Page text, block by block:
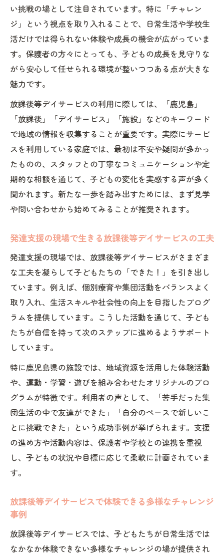
い挑戦の場として注目されています。特に「チャレン
ジ」という視点を取り入れることで、日常生活や学校生
活だけでは得られない体験や成長の機会が広がっていま
す。保護者の方々にとっても、子どもの成長を見守りな
がら安心して任せられる環境が整いつつある点が大きな
魅力です。
放課後等デイサービスの利用に際しては、「鹿児島」
「放課後」「デイサービス」「施設」などのキーワード
で地域の情報を収集することが重要です。実際にサービ
スを利用している家庭では、最初は不安や疑問が多かっ
たものの、スタッフとの丁寧なコミュニケーションや定
期的な相談を通じて、子どもの変化を実感する声が多く
聞かれます。新たな一歩を踏み出すためには、まず見学
や問い合わせから始めてみることが推奨されます。
発達支援の現場で生きる放課後等デイサービスの工夫
発達支援の現場では、放課後等デイサービスがさまざま
な工夫を凝らして子どもたちの「できた！」を引き出し
ています。例えば、個別療育や集団活動をバランスよく
取り入れ、生活スキルや社会性の向上を目指したプログ
ラムを提供しています。こうした活動を通じて、子ども
たちが自信を持って次のステップに進めるようサポート
しています。
特に鹿児島県の施設では、地域資源を活用した体験活動
や、運動・学習・遊びを組み合わせたオリジナルのプロ
グラムが特徴です。利用者の声として、「苦手だった集
団生活の中で友達ができた」「自分のペースで新しいこ
とに挑戦できた」という成功事例が挙げられます。支援
の進め方や活動内容は、保護者や学校との連携を重視
し、子どもの状況や目標に応じて柔軟に計画されていま
す。
放課後等デイサービスで体験できる多様なチャレンジ
事例
放課後等デイサービスでは、子どもたちが日常生活では
なかなか体験できない多様なチャレンジの場が提供され